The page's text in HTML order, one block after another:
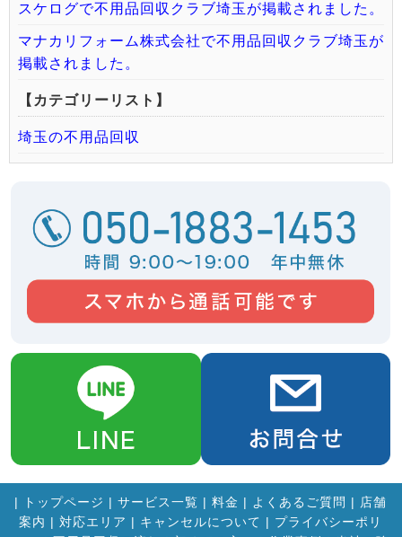
スケログで不用品回収クラブ埼玉が掲載されました。
マナカリフォーム株式会社で不用品回収クラブ埼玉が
掲載されました。
【カテゴリーリスト】
埼玉の不用品回収
| トップページ | サービス一覧 | 料金 | よくあるご質問 | 店舗
案内 | 対応エリア | キャンセルについて | プライバシーポリ